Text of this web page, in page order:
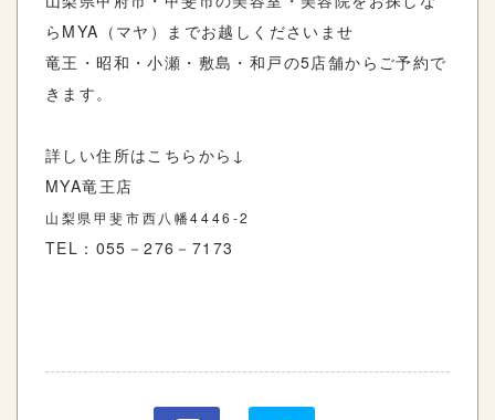
らMYA（マヤ）までお越しくださいませ
竜王・昭和・小瀬・敷島・和戸の5店舗からご予約で
きます。
詳しい住所はこちらから↓
MYA竜王店
山梨県甲斐市西八幡4446-2
TEL：055－276－7173